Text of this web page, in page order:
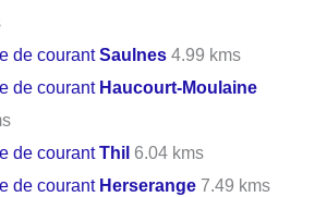
de courantSaulnes 4.99 kms
de courant Haucourt-Moulaine
de courantThil 6.04 kms
de courant Herserange 7.49 kms